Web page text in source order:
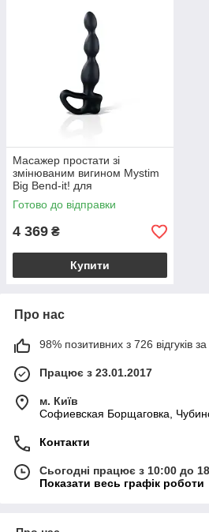
Масажер простати зі
змінюваним вигином Mystim
Big Bend-it! для
електростимулятора
Готово до відправки
4 369 ₴
Купити
Про нас
98% позитивних з 726 відгуків за
Працює з 23.01.2017
м. Київ
Софиевская Борщаговка,
Контакти
Сьогодні працює з 10:00 до
Показати весь графік роботи